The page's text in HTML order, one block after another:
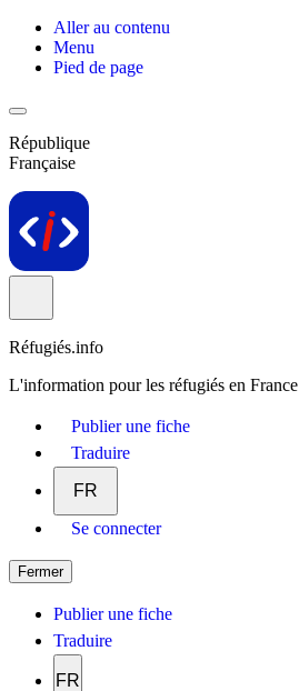
Aller au contenu
Menu
Pied de page
République
Française
Réfugiés.info
L'information pour les réfugiés en France
Publier une fiche
Traduire
FR
Se connecter
Fermer
Publier une fiche
Traduire
FR